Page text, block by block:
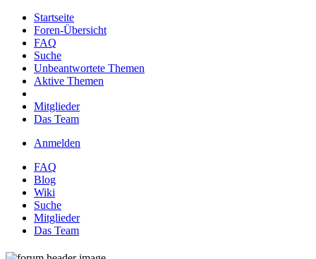
Startseite
Foren-Übersicht
FAQ
Suche
Unbeantwortete Themen
Aktive Themen
Mitglieder
Das Team
Anmelden
FAQ
Blog
Wiki
Suche
Mitglieder
Das Team